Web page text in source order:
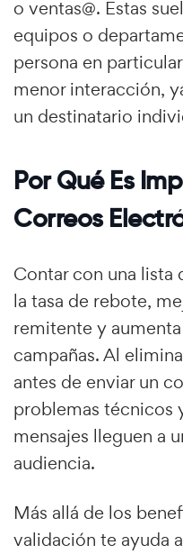
o ventas@. Estas
equipos o
persona en
menor interacción,
un destinatario
Por Qué Es
Correos
Contar con una
la tasa de rebote,
remitente y
campañas. Al
antes de enviar un
problemas técnicos
mensajes lleguen a
audiencia.
Más allá de los
validación te ayuda